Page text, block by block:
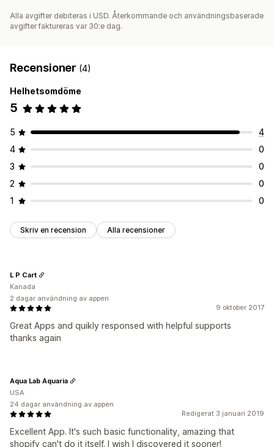
Alla avgifter debiteras i USD. Återkommande och användningsbaserade
avgifter faktureras var 30:e dag.
Recensioner (4)
Helhetsomdöme
5
5
4
4
0
3
0
2
0
1
0
Skriv en recension Alla recensioner
9 oktober 2017
Great Apps and quikly responsed with helpful supports
thanks again
L P Cart
Kanada
2 dagar användning av appen
Redigerat 3 januari 2019
Excellent App. It's such basic functionality, amazing that
shopify can't do it itself. I wish I discovered it sooner!
Aqua Lab Aquaria
USA
24 dagar användning av appen